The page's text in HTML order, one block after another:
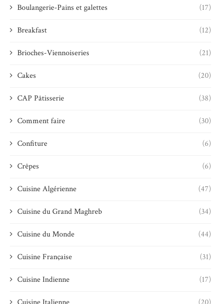
Boulangerie-Pains et galettes (17)
Breakfast (12)
Brioches-Viennoiseries (21)
Cakes (20)
CAP Pâtisserie (38)
Comment faire (30)
Confiture (6)
Crêpes (6)
Cuisine Algérienne (47)
Cuisine du Grand Maghreb (34)
Cuisine du Monde (44)
Cuisine Française (31)
Cuisine Indienne (17)